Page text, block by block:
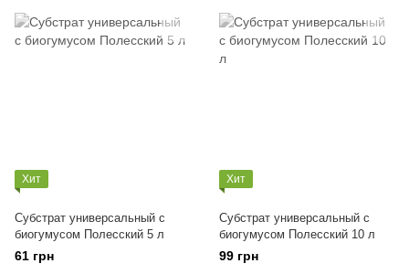
Хит
Субстрат универсальный c
биогумусом Полесский 5 л
61 грн
Хит
Субстрат универсальный c
биогумусом Полесский 10 л
99 грн